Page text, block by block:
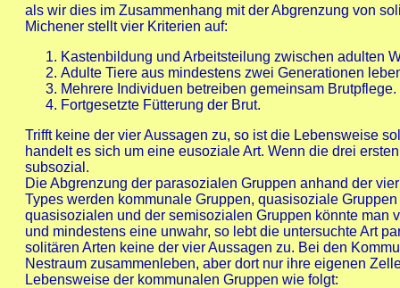
als wir dies im Zusammenhang mit der Abgrenzung von
Michener stellt vier Kriterien auf:
Kastenbildung und Arbeitsteilung zwischen adulten
Adulte Tiere aus mindestens zwei Generationen
Mehrere Individuen betreiben gemeinsam Brutpflege.
Fortgesetzte Fütterung der Brut.
Trifft keine der vier Aussagen zu, so ist die Lebensweise
handelt es sich um eine eusoziale Art. Wenn die drei
subsozial.
Die Abgrenzung der parasozialen Gruppen anhand der
Types werden kommunale Gruppen, quasisoziale
quasisozialen und der semisozialen Gruppen könnte man
und mindestens eine unwahr, so lebt die untersuchte Art
solitären Arten keine der vier Aussagen zu. Bei den
Nestraum zusammenleben, aber dort nur ihre eigenen
Lebensweise der kommunalen Gruppen wie folgt: